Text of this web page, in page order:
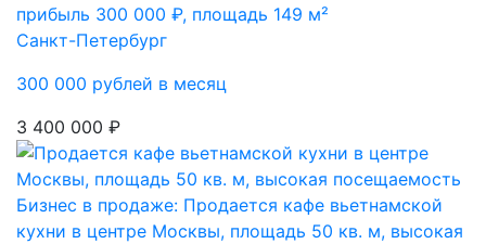
прибыль 300 000 ₽, площадь 149 м²
Санкт-Петербург
300 000 рублей в месяц
3 400 000 ₽
Бизнес в продаже: Продается кафе вьетнамской
кухни в центре Москвы, площадь 50 кв. м, высокая